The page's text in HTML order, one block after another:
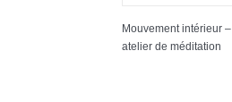
Mouvement intérieur –
atelier de méditation